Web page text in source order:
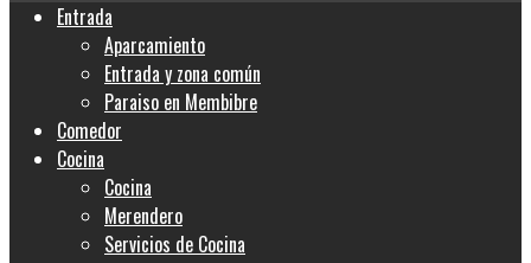
Entrada
Aparcamiento
Entrada y zona común
Paraiso en Membibre
Comedor
Cocina
Cocina
Merendero
Servicios de Cocina